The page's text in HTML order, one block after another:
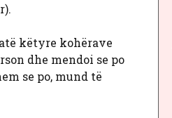
këtyre kohërave
dhe mendoi se po
se po, mund të